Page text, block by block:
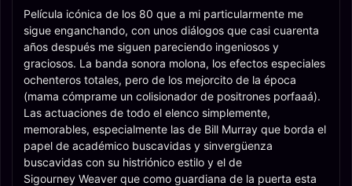
Película icónica de los 80 que a mi particularmente me
sigue enganchando, con unos diálogos que casi cuarenta
años después me siguen pareciendo ingeniosos y
graciosos. La banda sonora molona, los efectos especiales
ochenteros totales, pero de los mejorcito de la época
(mama cómprame un colisionador de positrones porfaaá).
Las actuaciones de todo el elenco simplemente,
memorables, especialmente las de Bill Murray que borda el
papel de académico buscavidas y sinvergüenza
buscavidas con su histriónico estilo y el de
Sigourney Weaver que como guardiana de la puerta esta